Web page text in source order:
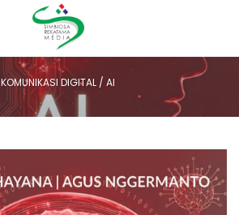
KOMUNIKASI DIGITAL / AI